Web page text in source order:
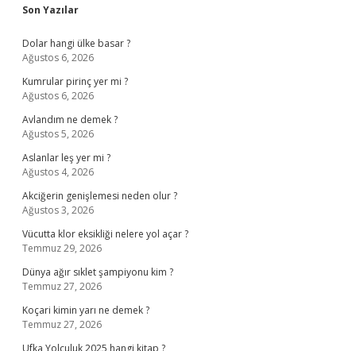
Sidebar
Son Yazılar
Dolar hangi ülke basar ?
Ağustos 6, 2026
Kumrular pirinç yer mi ?
Ağustos 6, 2026
Avlandım ne demek ?
Ağustos 5, 2026
Aslanlar leş yer mi ?
Ağustos 4, 2026
Akciğerin genişlemesi neden olur ?
Ağustos 3, 2026
Vücutta klor eksikliği nelere yol açar ?
Temmuz 29, 2026
Dünya ağır sıklet şampiyonu kim ?
Temmuz 27, 2026
Koçari kimin yarı ne demek ?
Temmuz 27, 2026
Ufka Yolculuk 2025 hangi kitap ?